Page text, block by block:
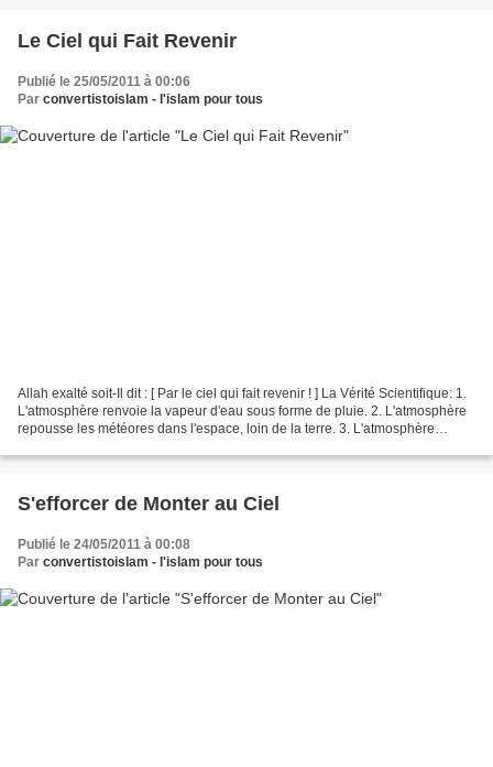
Le Ciel qui Fait Revenir
Publié le 25/05/2011 à 00:06
Par convertistoislam - l'islam pour tous
Allah exalté soit-Il dit : [ Par le ciel qui fait revenir ! ] La Vérité Scientifique: 1.
L'atmosphère renvoie la vapeur d'eau sous forme de pluie. 2. L'atmosphère
repousse les météores dans l'espace, loin de la terre. 3. L'atmosphère
S'efforcer de Monter au Ciel
Publié le 24/05/2011 à 00:08
Par convertistoislam - l'islam pour tous